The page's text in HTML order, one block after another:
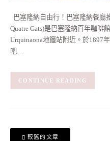
巴塞隆納自由行！巴塞隆納餐廳
Quatre Gats)是巴塞隆納百年咖啡
Urquinaona地鐵站附近。於1897
吧…
CONTINUE READING
較舊的文章